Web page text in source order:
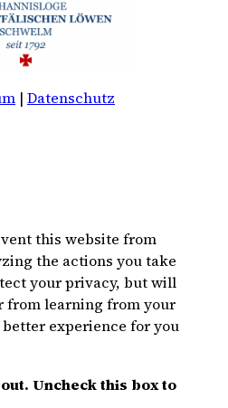
| Datenschutz
this website from
the actions you take
your privacy, but will
from learning from your
experience for you
Uncheck this box to